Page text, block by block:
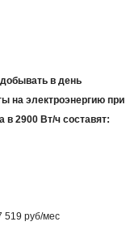
в день
на электроэнергию при
в 2900 Вт/ч составят:
519 руб/мес